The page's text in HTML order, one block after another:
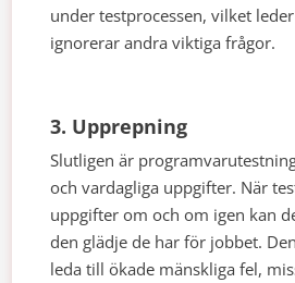
under testprocessen, vilket
ignorerar andra viktiga frågor.
3. Upprepning
Slutligen är
och vardagliga uppgifter. När
uppgifter om och om igen kan
den glädje de har för jobbet.
leda till ökade mänskliga fel,